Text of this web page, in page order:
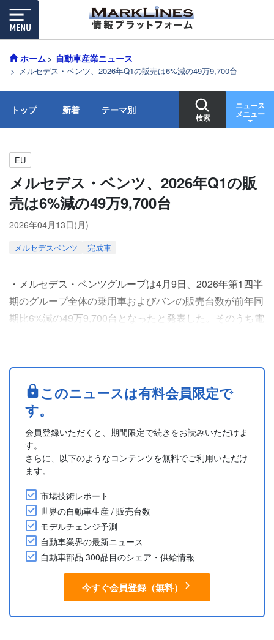
ホーム 自動車産業ニュース
メルセデス・ベンツ、2026年Q1の販売は6%減の49万9,700台
トップ 新着 テーマ別
検索
ニュース
メニュー
EU
メルセデス・ベンツ、2026年Q1の販
売は6%減の49万9,700台
2026年04月13日(月)
メルセデスベンツ 完成車
・メルセデス・ベンツグループは4月9日、2026年第1四半
期のグループ全体の乗用車およびバンの販売台数が前年同
期比6%減の49万9,700台となったと発表した。そのうち電
41万9,400台、そのうちEVは9%増の4万4,300台となっ
た。欧州および米国における販売はそれぞれ7%増、20%
増となったが、中国における販売は計画的な一部....
このニュースは有料会員限定で
す。
会員登録いただくと、期間限定で続きをお読みいただけま
す。
さらに、以下のようなコンテンツを無料でご利用いただけ
ます。
市場技術レポート
世界の自動車生産 / 販売台数
モデルチェンジ予測
自動車業界の最新ニュース
自動車部品 300品目のシェア・供給情報
今すぐ会員登録（無料）